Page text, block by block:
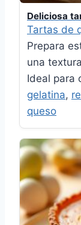
Deliciosa
Tartas de
Prepara
una
Ideal para
gelatina,
queso